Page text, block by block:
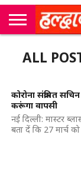
सी
एम
कॉर्नर
उत्तराखंड
न्यूज़
खेल
मनोरंजन
सम्पादकीय
जॉब
अलर्ट्स
ALL
कोरोना संक्रमित
करूंगा वापसी
नई दिल्ली: मास्टर
बता दें कि 27 मार्च